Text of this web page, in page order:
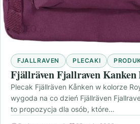
FJALLRAVEN PLECAKI
Fjällräven Fjallraven Kanken
Plecak Fjällräven Kånken w kolorze
wygoda na co dzień Fjällräven
to propozycja dla osób, które…